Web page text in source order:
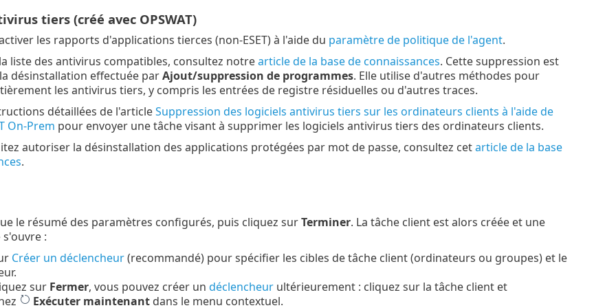
tiers (créé avec OPSWAT)
les rapports d'applications tierces (non-ESET) à l'aide du paramètre de politique de l'agent.
liste des antivirus compatibles, consultez notrearticle de la base de connaissances. Cette suppression est
désinstallation effectuée parAjout/suppression de programmes. Elle utilise d'autres méthodes pour
les antivirus tiers, y compris les entrées de registre résiduelles ou d'autres traces.
détaillées de l'articleSuppression des logiciels antivirus tiers sur les ordinateurs clients à l'aide de
On-Prem pour envoyer une tâche visant à supprimer les logiciels antivirus tiers des ordinateurs clients.
autoriser la désinstallation des applications protégées par mot de passe, consultez cetarticle de la base
.
le résumé des paramètres configurés, puis cliquez surTerminer. La tâche client est alors créée et une
:
Créer un déclencheur(recommandé) pour spécifier les cibles de tâche client (ordinateurs ou groupes) et le
sur Fermer, vous pouvez créer un déclencheurultérieurement : cliquez sur la tâche client et
Exécuter maintenantdans le menu contextuel.